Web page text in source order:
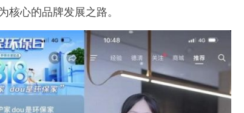
心的品牌发展之路。